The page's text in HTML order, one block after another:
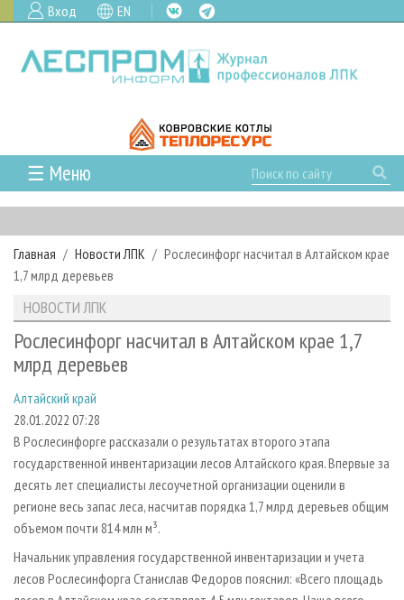
Вход EN
☰ Меню
ГЛАВНАЯ
РУБРИКИ И ТЕМЫ
РУБРИКИ ЖУРНАЛА
ЛЕСОЗАГОТОВКА
ЛЕСОПИЛЕНИЕ
СУШКА ДРЕВЕСИНЫ
ПРОИЗВОДСТВО ДРЕВЕСНЫХ ПЛИТ
ДЕРЕВЯННОЕ ДОМОСТРОЕНИЕ
ПРОИЗВОДСТВО МЕБЕЛИ
БИОЭНЕРГЕТИКА
ЦБП
НОВОСТИ
НОВОСТИ ЛПК
НОВОСТИ ЖУРНАЛА
ПРОЕКТЫ ЛПИ
АНАЛИТИКА
ПРЕДПРИЯТИЯ ЛПК
ПЕРСОНЫ
МОБИЛЬНЫЕ ВЫСТАВКИ
ОФИЦИАЛЬНЫЕ ДЕЛЕГАЦИИ
ПРИОРИТЕТНЫЕ ИНВЕСТПРОЕКТЫ
RUSSIAN FORESTRY REVIEW
ГАЗЕТА ЛЕСПРОМФОРУМ
АРХИВ ЖУРНАЛОВ
О ЖУРНАЛЕ
ПОДПИСКА
КОНТАКТЫ
РЕКЛАМОДАТЕЛЯМ
РЕКЛАМА
РЕКЛАМА НА САЙТЕ
Главная Новости ЛПК
Рослесинфорг насчитал в Алтайском крае
1,7 млрд деревьев
НОВОСТИ ЛПК
Рослесинфорг насчитал в Алтайском крае 1,7
млрд деревьев
Алтайский край
28.01.2022 07:28
В Рослесинфорге рассказали о результатах второго этапа
государственной инвентаризации лесов Алтайского края. Впервые за
десять лет специалисты лесоучетной организации оценили в
регионе весь запас леса, насчитав порядка 1,7 млрд деревьев общим
объемом почти 814 млн м³.
Начальник управления государственной инвентаризации и учета
лесов Рослесинфорга Станислав Федоров пояснил: «Всего площадь